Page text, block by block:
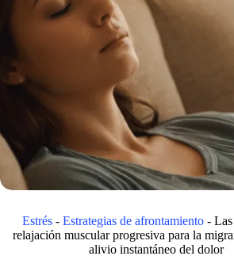
Estrés -Estrategias de afrontamiento -
relajación muscular progresiva para la
alivio instantáneo del dolor